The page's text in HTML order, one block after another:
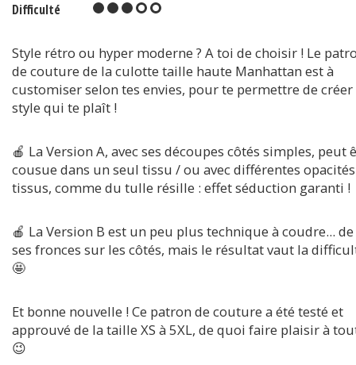
Difficulté
Style rétro ou hyper moderne ? A toi de choisir ! Le
de couture de la culotte taille haute Manhattan est à
customiser selon tes envies, pour te permettre de créer
style qui te plaît !
🍎 La Version A, avec ses découpes côtés simples, peut
cousue dans un seul tissu / ou avec différentes
tissus, comme du tulle résille : effet séduction garanti !
🍎 La Version B est un peu plus technique à coudre...
ses fronces sur les côtés, mais le résultat vaut la
🤩
Et bonne nouvelle ! Ce patron de couture a été testé et
approuvé de la taille XS à 5XL, de quoi faire plaisir à
😉